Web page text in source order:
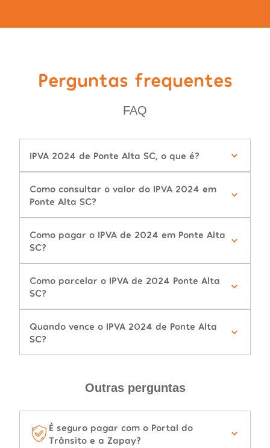
Perguntas frequentes
FAQ
IPVA 2024 de Ponte Alta SC, o que é?
Como consultar o valor do IPVA 2024 em
Ponte Alta SC?
Como pagar o IPVA de 2024 em Ponte Alta
SC?
Como parcelar o IPVA de 2024 Ponte Alta
SC?
Quando vence o IPVA 2024 de Ponte Alta
SC?
Outras perguntas
É seguro pagar com o Portal do
Trânsito e a Zapay?